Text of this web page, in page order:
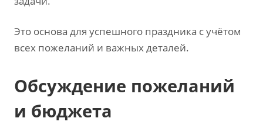
Это основа для успешного праздника с учётом
всех пожеланий и важных деталей.
Обсуждение пожеланий
и бюджета